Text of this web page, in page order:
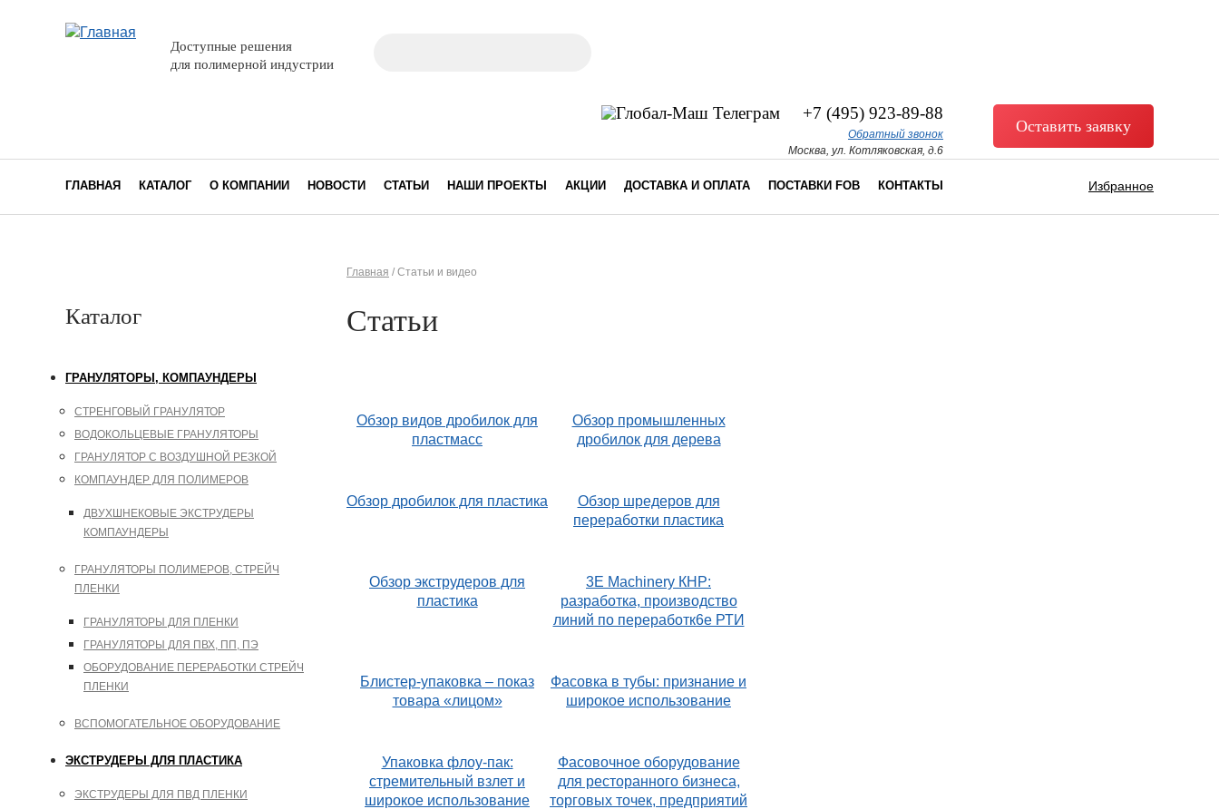
Доступные решения
для полимерной индустрии
+7 (495) 923-89-88
Обратный звонок
Москва, ул. Котляковская, д.6
Оставить заявку
ГЛАВНАЯ КАТАЛОГ О КОМПАНИИ НОВОСТИ СТАТЬИ НАШИ ПРОЕКТЫ АКЦИИ ДОСТАВКА И ОПЛАТА ПОСТАВКИ FOB КОНТАКТЫ Избранное
Каталог
ГРАНУЛЯТОРЫ, КОМПАУНДЕРЫ
СТРЕНГОВЫЙ ГРАНУЛЯТОР
ВОДОКОЛЬЦЕВЫЕ ГРАНУЛЯТОРЫ
ГРАНУЛЯТОР С ВОЗДУШНОЙ РЕЗКОЙ
КОМПАУНДЕР ДЛЯ ПОЛИМЕРОВ
ДВУХШНЕКОВЫЕ ЭКСТРУДЕРЫ
КОМПАУНДЕРЫ
ГРАНУЛЯТОРЫ ПОЛИМЕРОВ, СТРЕЙЧ
ПЛЕНКИ
ГРАНУЛЯТОРЫ ДЛЯ ПЛЕНКИ
ГРАНУЛЯТОРЫ ДЛЯ ПВХ, ПП, ПЭ
ОБОРУДОВАНИЕ ПЕРЕРАБОТКИ СТРЕЙЧ
ПЛЕНКИ
ВСПОМОГАТЕЛЬНОЕ ОБОРУДОВАНИЕ
ЭКСТРУДЕРЫ ДЛЯ ПЛАСТИКА
ЭКСТРУДЕРЫ ДЛЯ ПВД ПЛЕНКИ
Главная / Статьи и видео
Статьи
Обзор видов дробилок для
пластмасс
Обзор промышленных
дробилок для дерева
Обзор дробилок для пластика
Обзор шредеров для
переработки пластика
Обзор экструдеров для
пластика
3E Machinery КНР:
разработка, производство
линий по переработк6е РТИ
Блистер-упаковка – показ
товара «лицом»
Фасовка в тубы: признание и
широкое использование
Упаковка флоу-пак:
стремительный взлет и
широкое использование
Фасовочное оборудование
для ресторанного бизнеса,
торговых точек, предприятий